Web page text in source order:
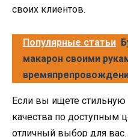
своих клиентов.
Популярные статьи
макарон своими
Если вы ищете
качества по доступным
отличный выбор для вас.